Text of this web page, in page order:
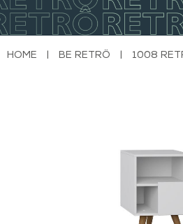
HOME BE RETRÔ 1008